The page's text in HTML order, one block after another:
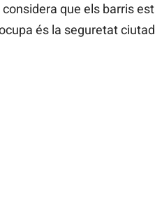
que els barris
és la seguretat